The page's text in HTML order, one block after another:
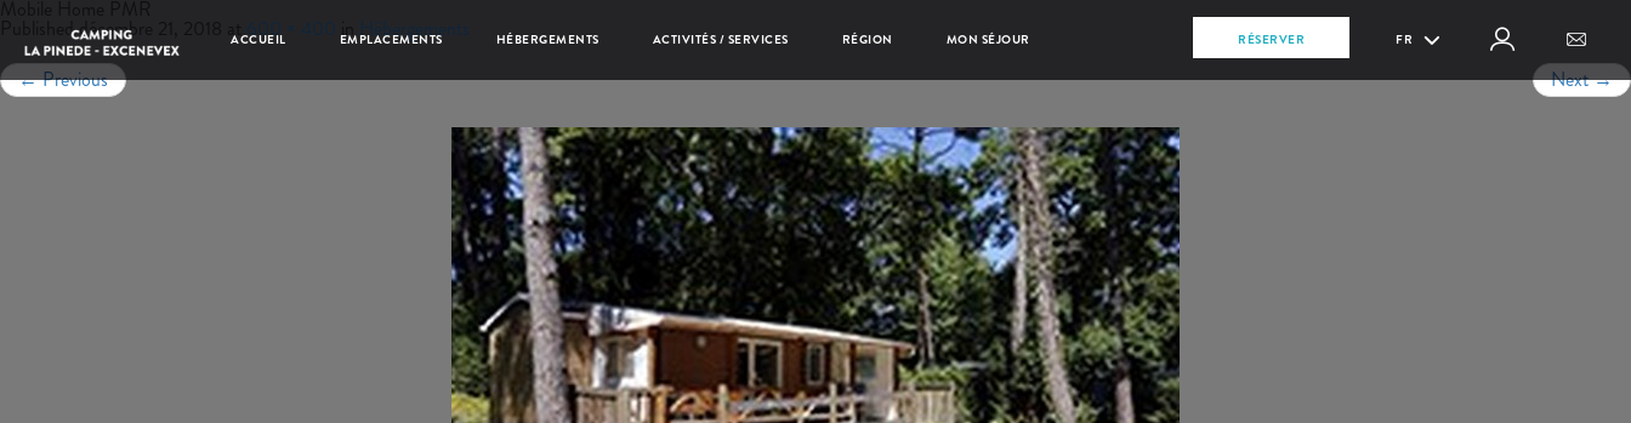
ACCUEIL EMPLACEMENTS HÉBERGEMENTS ACTIVITÉS / SERVICES RÉGION MON SÉJOUR RÉSERVER FR
Publisheddécembre 21, 2018 at600 × 400 inHébergements
←Previous Next→